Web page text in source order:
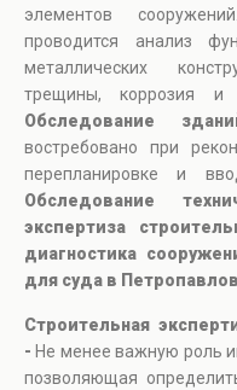
элементов
проводится анализ
металлических
трещины, коррозия и
Обследование
востребовано при
перепланировке и
Обследование
экспертиза
диагностика
для суда в
Строительная
- Не менее важную роль
позволяющая